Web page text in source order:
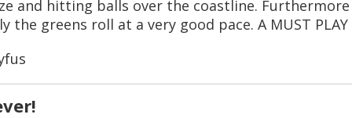
and hitting balls over the coastline.
the greens roll at a very good pace. A MUST